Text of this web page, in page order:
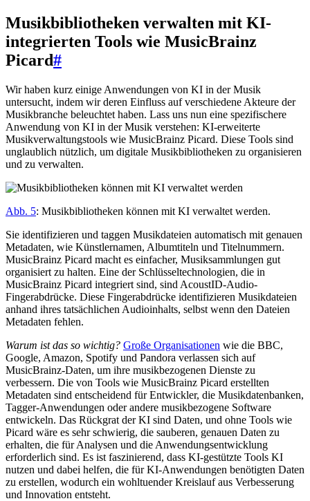
Musikbibliotheken verwalten mit KI-
integrierten Tools wie MusicBrainz
Picard#
Wir haben kurz einige Anwendungen von KI in der Musik
untersucht, indem wir deren Einfluss auf verschiedene Akteure der
Musikbranche beleuchtet haben. Lass uns nun eine spezifischere
Anwendung von KI in der Musik verstehen: KI-erweiterte
Musikverwaltungstools wie MusicBrainz Picard. Diese Tools sind
unglaublich nützlich, um digitale Musikbibliotheken zu organisieren
und zu verwalten.
Abb. 5: Musikbibliotheken können mit KI verwaltet werden.
Sie identifizieren und taggen Musikdateien automatisch mit genauen
Metadaten, wie Künstlernamen, Albumtiteln und Titelnummern.
MusicBrainz Picard macht es einfacher, Musiksammlungen gut
organisiert zu halten. Eine der Schlüsseltechnologien, die in
MusicBrainz Picard integriert sind, sind AcoustID-Audio-
Fingerabdrücke. Diese Fingerabdrücke identifizieren Musikdateien
anhand ihres tatsächlichen Audioinhalts, selbst wenn den Dateien
Metadaten fehlen.
Warum ist das so wichtig? Große Organisationen wie die BBC,
Google, Amazon, Spotify und Pandora verlassen sich auf
MusicBrainz-Daten, um ihre musikbezogenen Dienste zu
verbessern. Die von Tools wie MusicBrainz Picard erstellten
Metadaten sind entscheidend für Entwickler, die Musikdatenbanken,
Tagger-Anwendungen oder andere musikbezogene Software
entwickeln. Das Rückgrat der KI sind Daten, und ohne Tools wie
Picard wäre es sehr schwierig, die sauberen, genauen Daten zu
erhalten, die für Analysen und die Anwendungsentwicklung
erforderlich sind. Es ist faszinierend, dass KI-gestützte Tools KI
nutzen und dabei helfen, die für KI-Anwendungen benötigten Daten
zu erstellen, wodurch ein wohltuender Kreislauf aus Verbesserung
und Innovation entsteht.